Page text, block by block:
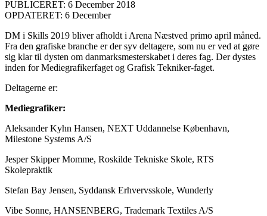
PUBLICERET: 6 December 2018
OPDATERET: 6 December
DM i Skills 2019 bliver afholdt i Arena Næstved primo april måned.
Fra den grafiske branche er der syv deltagere, som nu er ved at gøre
sig klar til dysten om danmarksmesterskabet i deres fag. Der dystes
inden for Mediegrafikerfaget og Grafisk Tekniker-faget.
Deltagerne er:
Mediegrafiker:
Aleksander Kyhn Hansen, NEXT Uddannelse København,
Milestone Systems A/S
Jesper Skipper Momme, Roskilde Tekniske Skole, RTS
Skolepraktik
Stefan Bay Jensen, Syddansk Erhvervsskole, Wunderly
Vibe Sonne, HANSENBERG, Trademark Textiles A/S